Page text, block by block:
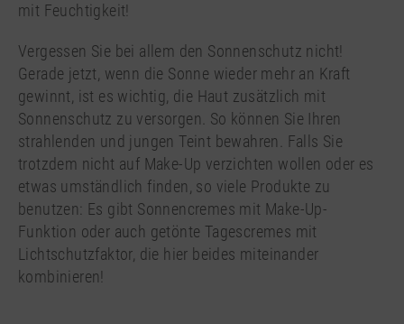
mit Feuchtigkeit!
Vergessen Sie bei allem den Sonnenschutz nicht!
Gerade jetzt, wenn die Sonne wieder mehr an Kraft
gewinnt, ist es wichtig, die Haut zusätzlich mit
Sonnenschutz zu versorgen. So können Sie Ihren
strahlenden und jungen Teint bewahren. Falls Sie
trotzdem nicht auf Make-Up verzichten wollen oder es
etwas umständlich finden, so viele Produkte zu
benutzen: Es gibt Sonnencremes mit Make-Up-
Funktion oder auch getönte Tagescremes mit
Lichtschutzfaktor, die hier beides miteinander
kombinieren!